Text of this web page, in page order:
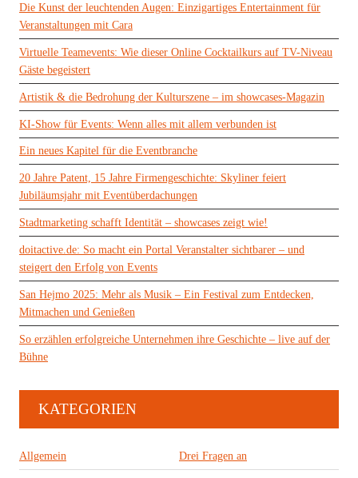
Die Kunst der leuchtenden Augen: Einzigartiges Entertainment für
Veranstaltungen mit Cara
Virtuelle Teamevents: Wie dieser Online Cocktailkurs auf TV-Niveau
Gäste begeistert
Artistik & die Bedrohung der Kulturszene – im showcases-Magazin
KI-Show für Events: Wenn alles mit allem verbunden ist
Ein neues Kapitel für die Eventbranche
20 Jahre Patent, 15 Jahre Firmengeschichte: Skyliner feiert
Jubiläumsjahr mit Eventüberdachungen
Stadtmarketing schafft Identität – showcases zeigt wie!
doitactive.de: So macht ein Portal Veranstalter sichtbarer – und
steigert den Erfolg von Events
San Hejmo 2025: Mehr als Musik – Ein Festival zum Entdecken,
Mitmachen und Genießen
So erzählen erfolgreiche Unternehmen ihre Geschichte – live auf der
Bühne
KATEGORIEN
Allgemein Drei Fragen an